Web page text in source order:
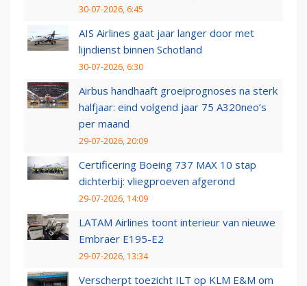
30-07-2026, 6:45
AIS Airlines gaat jaar langer door met
lijndienst binnen Schotland
30-07-2026, 6:30
Airbus handhaaft groeiprognoses na sterk
halfjaar: eind volgend jaar 75 A320neo’s
per maand
29-07-2026, 20:09
Certificering Boeing 737 MAX 10 stap
dichterbij: vliegproeven afgerond
29-07-2026, 14:09
LATAM Airlines toont interieur van nieuwe
Embraer E195-E2
29-07-2026, 13:34
Verscherpt toezicht ILT op KLM E&M om